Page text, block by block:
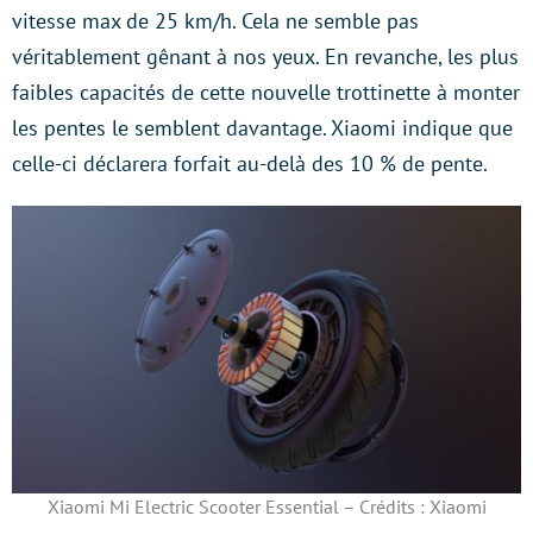
vitesse max de 25 km/h. Cela ne semble pas
véritablement gênant à nos yeux. En revanche, les plus
faibles capacités de cette nouvelle trottinette à monter
les pentes le semblent davantage. Xiaomi indique que
celle-ci déclarera forfait au-delà des 10 % de pente.
Xiaomi Mi Electric Scooter Essential – Crédits : Xiaomi